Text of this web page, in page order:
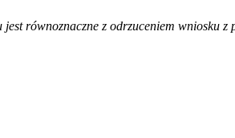
równoznaczne z odrzuceniem wniosku z